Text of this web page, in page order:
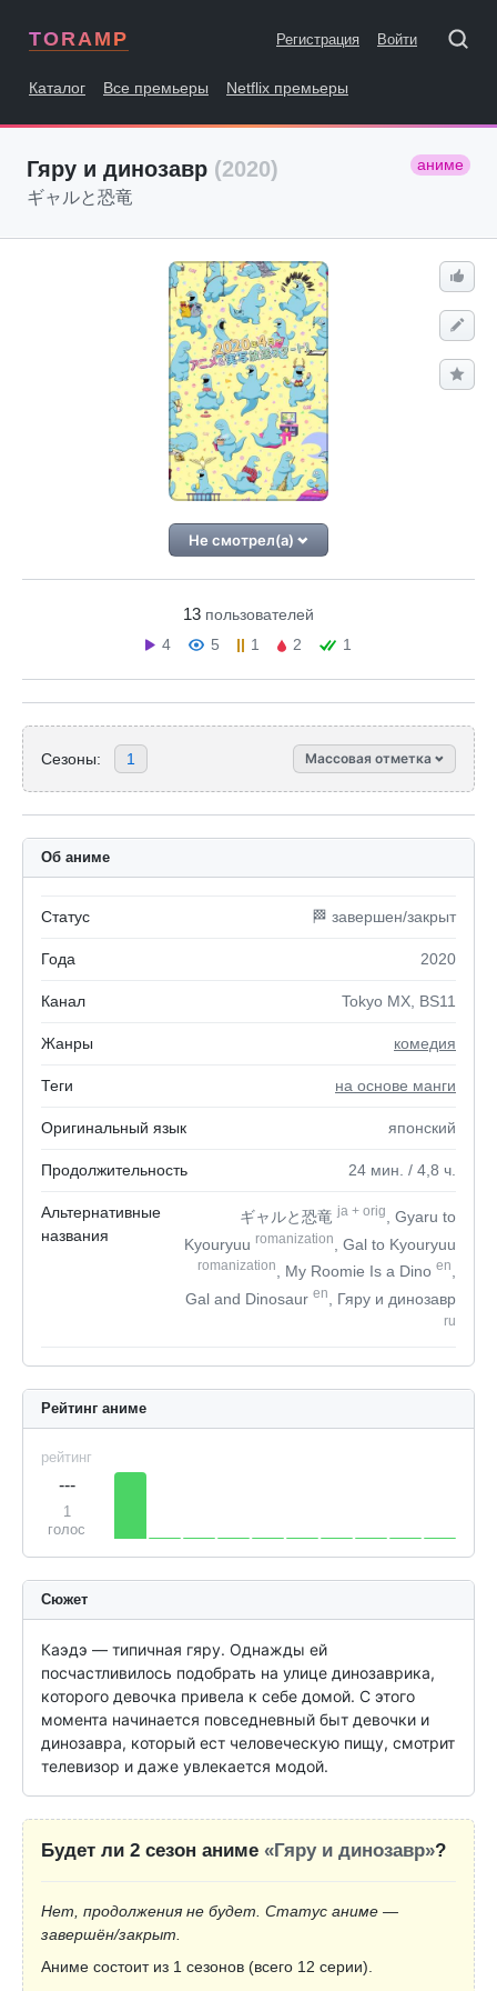
TORAMP Регистрация Войти
Каталог Все премьеры Netflix премьеры
Гяру и динозавр (2020) аниме
ギャルと恐竜
Не смотрел(а)
13 пользователей
4
5 1 2 1
Сезоны: 1 Массовая отметка
Об аниме
Статус 🏁 завершен/закрыт
Года 2020
Канал Tokyo MX, BS11
Жанры комедия
Теги на основе манги
Оригинальный язык японский
Продолжительность 24 мин. / 4,8 ч.
Альтернативные
названия
ギャルと恐竜ja + orig
, Gyaru to
Kyouryuu romanization , Gal to Kyouryuu
romanization , My Roomie Is a Dino en
Gal and Dinosaur en , Гяру и динозавр
ru
Рейтинг аниме
рейтинг
---
1
голос
Сюжет
Каэдэ — типичная гяру. Однажды ей
посчастливилось подобрать на улице динозаврика,
которого девочка привела к себе домой. С этого
момента начинается повседневный быт девочки и
динозавра, который ест человеческую пищу, смотрит
телевизор и даже увлекается модой.
Будет ли 2 сезон аниме «Гяру и динозавр»?
Нет, продолжения не будет. Статус аниме —
завершён/закрыт.
Аниме состоит из 1 сезонов (всего 12 серии).